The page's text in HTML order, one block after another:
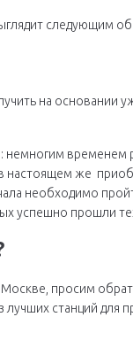
следующим
на основании
временем
настоящем же
необходимо
успешно прошли
просим
станций для